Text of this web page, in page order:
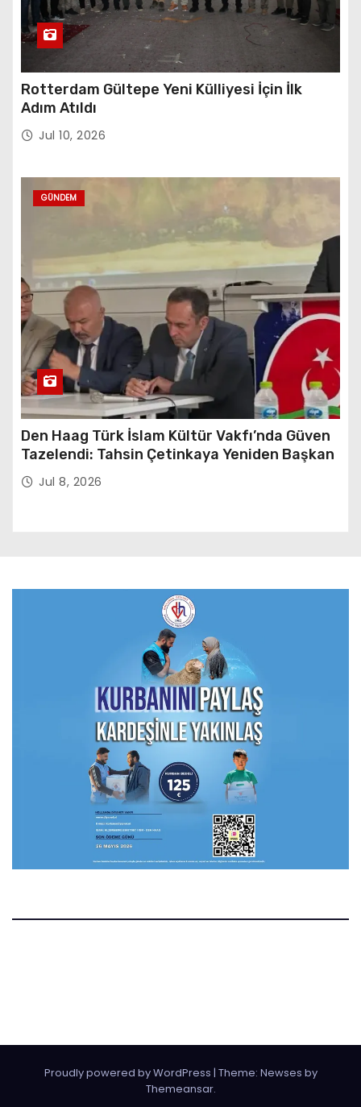
Rotterdam Gültepe Yeni Külliyesi İçin İlk
Adım Atıldı
Jul 10, 2026
GÜNDEM
Den Haag Türk İslam Kültür Vakfı’nda Güven
Tazelendi: Tahsin Çetinkaya Yeniden Başkan
Jul 8, 2026
Proudly powered by WordPress | Theme: Newses by
Themeansar.